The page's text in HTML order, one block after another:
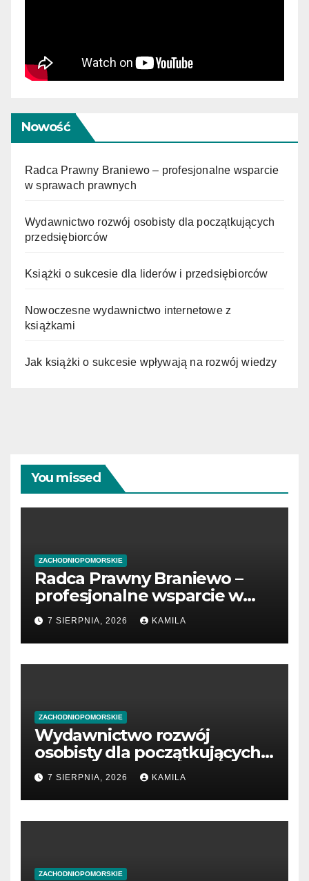
Nowość
Radca Prawny Braniewo – profesjonalne wsparcie
w sprawach prawnych
Wydawnictwo rozwój osobisty dla początkujących
przedsiębiorców
Książki o sukcesie dla liderów i przedsiębiorców
Nowoczesne wydawnictwo internetowe z
książkami
Jak książki o sukcesie wpływają na rozwój wiedzy
You missed
ZACHODNIOPOMORSKIE
Radca Prawny Braniewo –
profesjonalne wsparcie w
sprawach prawnych
7 SIERPNIA, 2026 KAMILA
ZACHODNIOPOMORSKIE
Wydawnictwo rozwój
osobisty dla początkujących
przedsiębiorców
7 SIERPNIA, 2026 KAMILA
ZACHODNIOPOMORSKIE